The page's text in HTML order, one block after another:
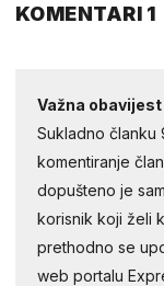
KOMENTARI 1
Važna obavijest
Sukladno članku
komentiranje
dopušteno je
korisnik koji želi
prethodno se
web portalu